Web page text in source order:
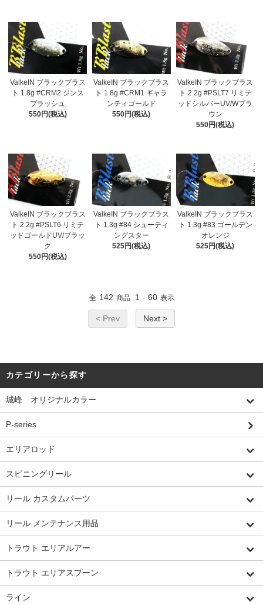
ValkeIN ブラックブラス
ト 1.8g #CRM2 ジンス
プラッシュ
550円(税込)
ValkeIN ブラックブラス
ト 1.8g #CRM1 ギャラ
ンティゴールド
550円(税込)
ValkeIN ブラックブラス
ト 2.2g #PSLT7 リミテ
ッドシルバーUV/Wブラ
ウン
550円(税込)
ValkeIN ブラックブラス
ト 2.2g #PSLT6 リミテ
ッドゴールドUV/ブラッ
ク
550円(税込)
ValkeIN ブラックブラス
ト 1.3g #84 シューティ
ングスター
525円(税込)
ValkeIN ブラックブラス
ト 1.3g #83 ゴールデン
オレンジ
525円(税込)
全 142 商品 1 - 60 表示
< Prev Next >
カテゴリーから探す
城峰 オリジナルカラー
P-series
エリアロッド
スピニングリール
リール カスタムパーツ
リール メンテナンス用品
トラウト エリアルアー
トラウト エリアスプーン
ライン